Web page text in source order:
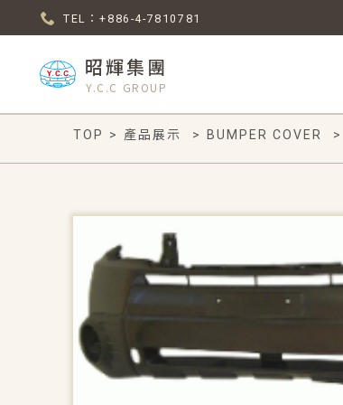
TEL：+886-4-7810781
昭輝集團
Y.C.C GROUP
TOP > 產品展示 > BUMPER COVER >